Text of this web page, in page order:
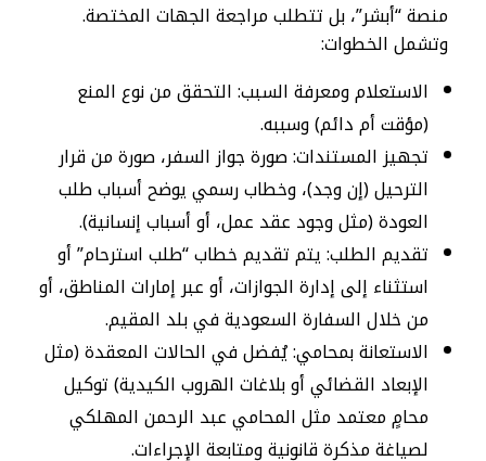
منصة “أبشر”، بل تتطلب مراجعة الجهات المختصة.
وتشمل الخطوات:
الاستعلام ومعرفة السبب: التحقق من نوع المنع
(مؤقت أم دائم) وسببه.
تجهيز المستندات: صورة جواز السفر، صورة من قرار
الترحيل (إن وجد)، وخطاب رسمي يوضح أسباب طلب
العودة (مثل وجود عقد عمل، أو أسباب إنسانية).
تقديم الطلب: يتم تقديم خطاب “طلب استرحام” أو
استثناء إلى إدارة الجوازات، أو عبر إمارات المناطق، أو
من خلال السفارة السعودية في بلد المقيم.
الاستعانة بمحامي: يُفضل في الحالات المعقدة (مثل
الإبعاد القضائي أو بلاغات الهروب الكيدية) توكيل
محامٍ معتمد مثل المحامي عبد الرحمن المهلكي
لصياغة مذكرة قانونية ومتابعة الإجراءات.